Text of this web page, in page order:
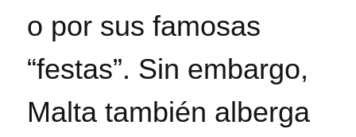
o por sus famosas
“festas”. Sin embargo,
Malta también alberga